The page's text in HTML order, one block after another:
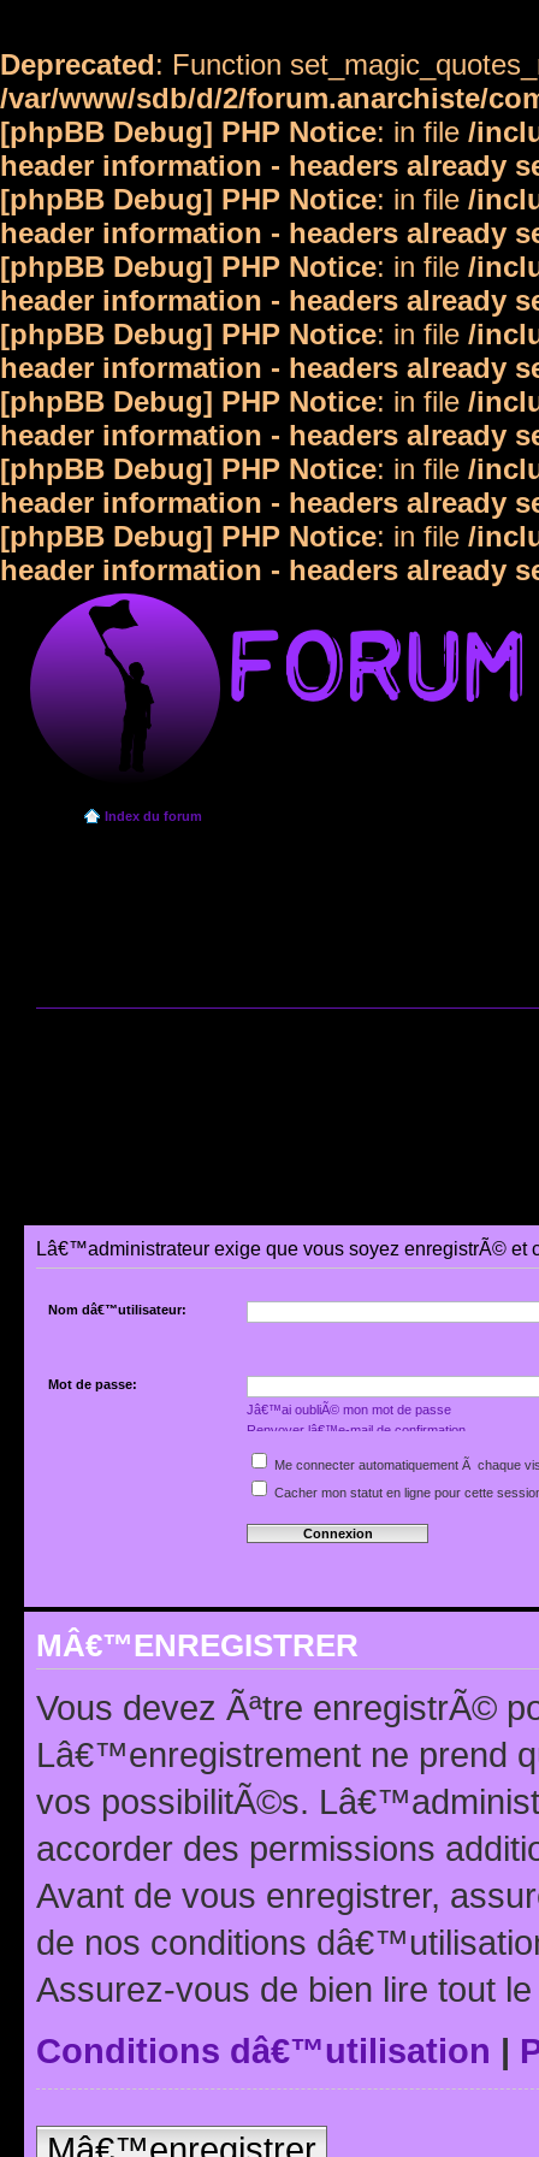
Deprecated: Function
/var/www/sdb/d/2/forum.anarchiste/
[phpBB Debug] PHP Notice: in file /
header information - headers already
[phpBB Debug] PHP Notice: in file /
header information - headers already
[phpBB Debug] PHP Notice: in file /
header information - headers already
[phpBB Debug] PHP Notice: in file /
header information - headers already
[phpBB Debug] PHP Notice: in file /
header information - headers already
[phpBB Debug] PHP Notice: in file /
header information - headers already
[phpBB Debug] PHP Notice: in file /
header information - headers already
Index du forum
Lâ€™administrateur exige que vous soyez enregistrÃ©
Nom dâ€™utilisateur:
Mot de passe:
Jâ€™ai oubliÃ© mon mot de passe
Renvoyer lâ€™e-mail de confirmation
Me connecter automatiquement Ã chaque
Cacher mon statut en ligne pour cette
MÂ€™ENREGISTRER
Vous devez Ãªtre enregistrÃ©
Lâ€™enregistrement ne prend
vos possibilitÃ©s.
accorder des permissions
Avant de vous enregistrer,
de nos conditions
Assurez-vous de bien lire tout
Conditions dâ€™utilisation |
Mâ€™enregistrer